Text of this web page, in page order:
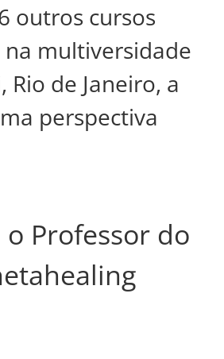
outros cursos
multiversidade
de Janeiro, a
perspectiva
o Professor do